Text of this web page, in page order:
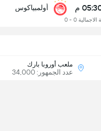
م
الاجمالية 0 - 0
أولمبياكوس
ملعب أوروبا بارك
عدد الجمهور: 34,000